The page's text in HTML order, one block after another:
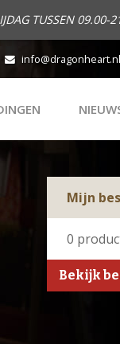
TUSSEN 09.00-
info@dragonheart.nl
Mijn
0
Bekijk